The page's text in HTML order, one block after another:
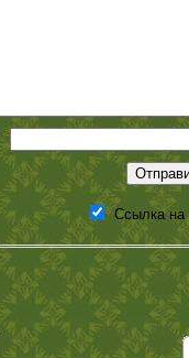
Ссылка